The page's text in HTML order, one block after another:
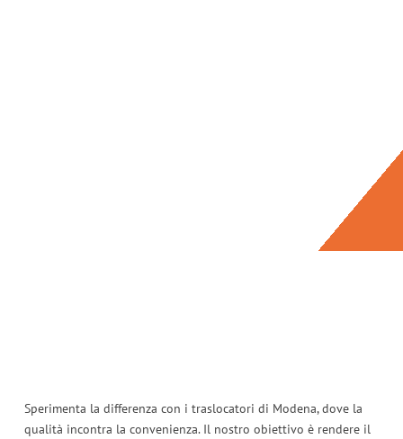
Sperimenta la differenza con i traslocatori di Modena, dove la
qualità incontra la convenienza. Il nostro obiettivo è rendere il